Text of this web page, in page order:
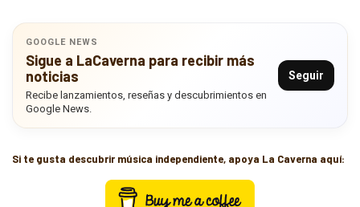
GOOGLE NEWS
Sigue a LaCaverna para recibir más
noticias
Recibe lanzamientos, reseñas y descubrimientos en
Google News.
Seguir
Si te gusta descubrir música independiente, apoya La Caverna aquí: